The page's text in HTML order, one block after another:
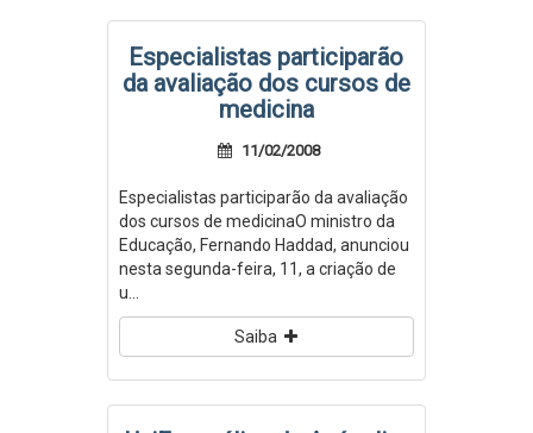
Especialistas participarão
da avaliação dos cursos de
medicina
11/02/2008
Especialistas participarão da avaliação
dos cursos de medicinaO ministro da
Educação, Fernando Haddad, anunciou
nesta segunda-feira, 11, a criação de
u...
Saiba